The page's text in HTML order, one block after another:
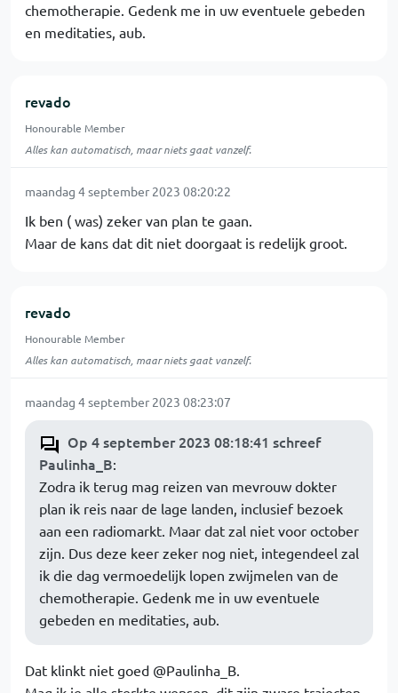
chemotherapie. Gedenk me in uw eventuele gebeden
en meditaties, aub.
revado
Honourable Member
Alles kan automatisch, maar niets gaat vanzelf.
maandag 4 september 2023 08:20:22
Ik ben ( was) zeker van plan te gaan.
Maar de kans dat dit niet doorgaat is redelijk groot.
revado
Honourable Member
Alles kan automatisch, maar niets gaat vanzelf.
maandag 4 september 2023 08:23:07
Op 4 september 2023 08:18:41 schreef
Paulinha_B:
Zodra ik terug mag reizen van mevrouw dokter
plan ik reis naar de lage landen, inclusief bezoek
aan een radiomarkt. Maar dat zal niet voor october
zijn. Dus deze keer zeker nog niet, integendeel zal
ik die dag vermoedelijk lopen zwijmelen van de
chemotherapie. Gedenk me in uw eventuele
gebeden en meditaties, aub.
Dat klinkt niet goed @Paulinha_B.